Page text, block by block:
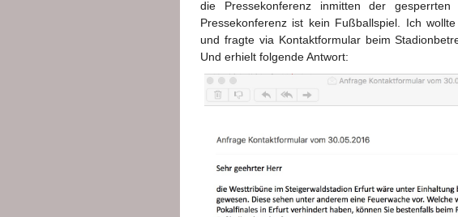
die Pressekonferenz inmitten der
Pressekonferenz ist kein Fußballspiel. Ich
und fragte via Kontaktformular beim
Und erhielt folgende Antwort: